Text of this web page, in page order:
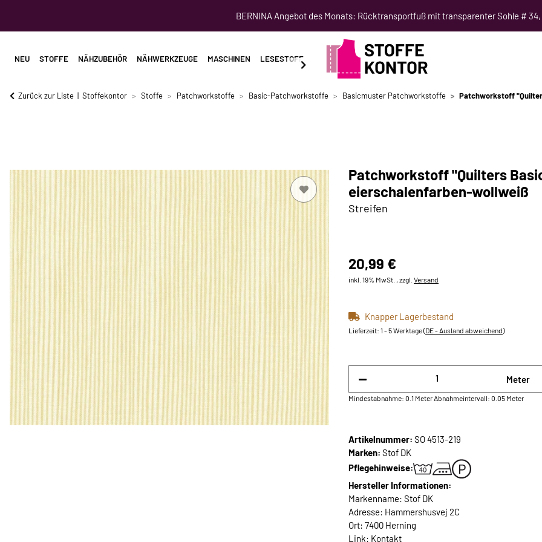
BERNINA Angebot des Monats: Rücktransportfuß mit transparenter Sohle # 34,
NEU STOFFE NÄHZUBEHÖR NÄHWERKZEUGE MASCHINEN LESESTOFF SCHNITTMUSTER NÄHKURSE
Zurück zur Liste Stoffekontor Stoffe Patchworkstoffe Basic-Patchworkstoffe Basicmuster Patchworkstoffe Patchworkstoff
Patchworkstoff "Quilters
eierschalenfarben-wollweiß
Streifen
20,99 €
inkl. 19% MwSt. , zzgl. Versand
Knapper Lagerbestand
Lieferzeit: 1 - 5 Werktage(DE - Ausland abweichend)
Meter
Mindestabnahme: 0.1 MeterAbnahmeintervall: 0.05 Meter
Artikelnummer: SO 4513-219
Marken: Stof DK
Pflegehinweise:
Hersteller Informationen:
Markenname: Stof DK
Adresse: Hammershusvej 2C
Ort: 7400 Herning
Link: Kontakt